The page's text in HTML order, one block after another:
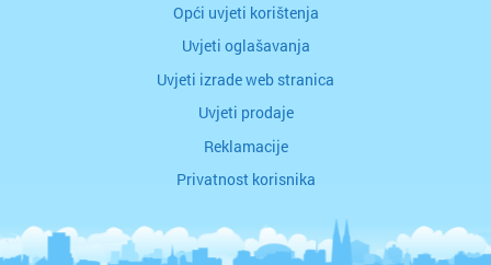
Opći uvjeti korištenja
Uvjeti oglašavanja
Uvjeti izrade web stranica
Uvjeti prodaje
Reklamacije
Privatnost korisnika